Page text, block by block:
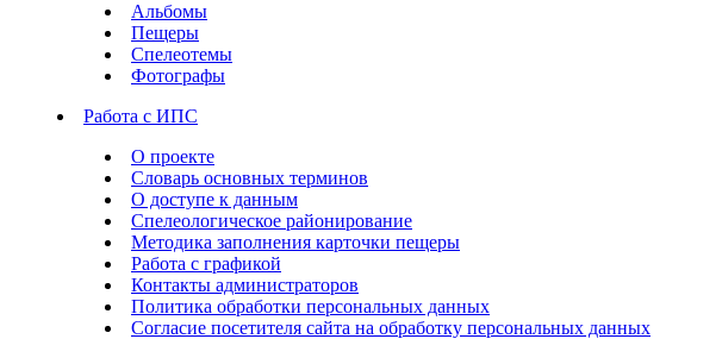
Альбомы
Пещеры
Спелеотемы
Фотографы
Работа с ИПС
О проекте
Словарь основных терминов
О доступе к данным
Спелеологическое районирование
Методика заполнения карточки пещеры
Работа с графикой
Контакты администраторов
Политика обработки персональных данных
Согласие посетителя сайта на обработку персональных данных